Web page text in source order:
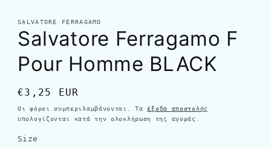
SALVATORE FERRAGAMO
Salvatore Ferragamo F
Pour Homme BLACK
Κανονική
τιμή
€3,25 EUR
Οι φόροι συμπεριλαμβάνονται. Τα έξοδα αποστολής
υπολογίζονται κατά την ολοκλήρωση της αγοράς.
Size